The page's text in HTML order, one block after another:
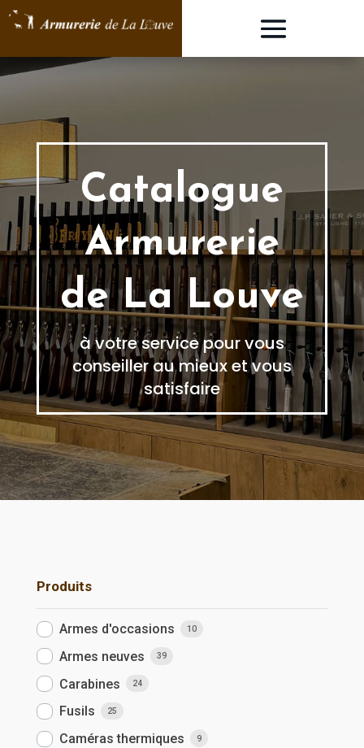
Catalogue
Armurerie
de La Louve
à votre service pour vous
conseiller au mieux et vous
satisfaire
Produits
Armes d'occasions 10
Armes neuves 39
Carabines 24
Fusils 25
Caméras thermiques 9